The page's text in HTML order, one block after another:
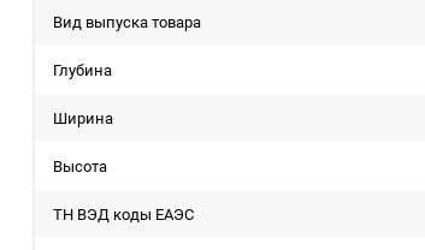
Вид выпуска товара
Глубина
Ширина
Высота
ТН ВЭД коды ЕАЭС